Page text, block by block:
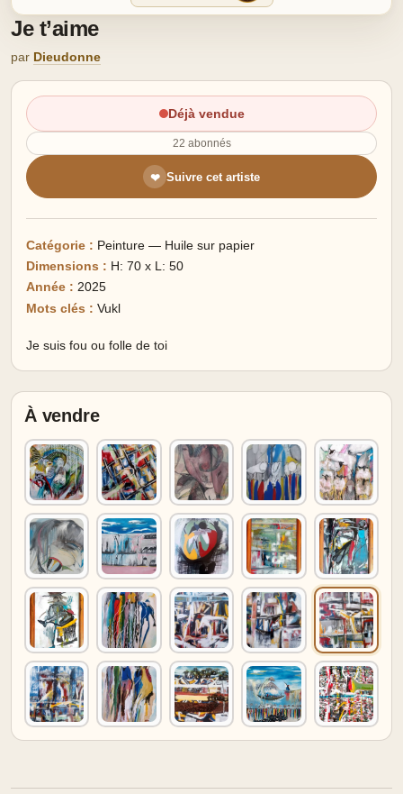
Je t’aime
par Dieudonne
Déjà vendue
22 abonnés
❤ Suivre cet artiste
Catégorie : Peinture — Huile sur papier
Dimensions : H: 70 x L: 50
Année : 2025
Mots clés : Vukl
Je suis fou ou folle de toi
À vendre